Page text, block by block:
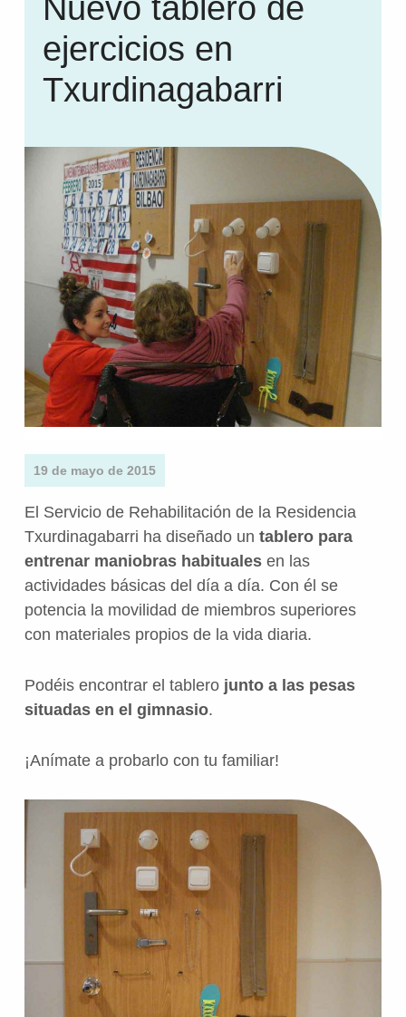
Nuevo tablero de
ejercicios en
Txurdinagabarri
19 de mayo de 2015
El Servicio de Rehabilitación de la Residencia
Txurdinagabarri ha diseñado un tablero para
entrenar maniobras habitualesen las
actividades básicas del día a día. Con él se
potencia la movilidad de miembros superiores
con materiales propios de la vida diaria.
Podéis encontrar el tablero junto a las pesas
situadas en el gimnasio.
¡Anímate a probarlo con tu familiar!